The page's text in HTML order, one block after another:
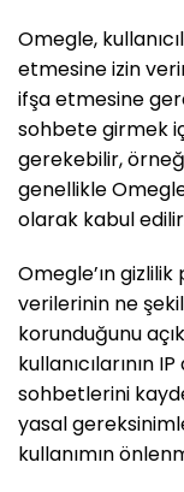
Omegle,
etmesine izin
ifşa etmesine
sohbete girmek
gerekebilir,
genellikle
olarak kabul
Omegle’ın gizlilik
verilerinin ne
korunduğunu
kullanıcılarının
sohbetlerini
yasal
kullanımın